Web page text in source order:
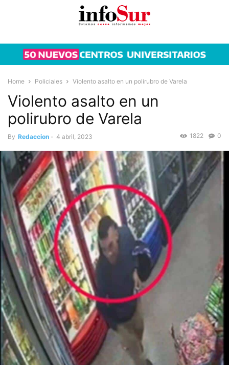
Home Policiales Violento asalto en un polirubro de Varela
Violento asalto en un
polirubro de Varela
By Redaccion - 4 abril, 2023 0
1822